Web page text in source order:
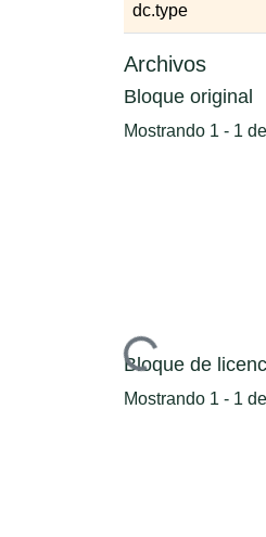
dc.type
Archivos
Bloque original
Mostrando 1 - 1
Cargando...
Bloque de
Mostrando 1 - 1